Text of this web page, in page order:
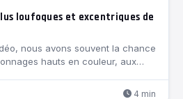
loufoques et excentriques de
nous avons souvent la chance
hauts en couleur, aux…
4 min